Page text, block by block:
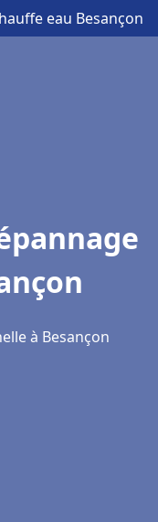
eau Besançon
à Besançon